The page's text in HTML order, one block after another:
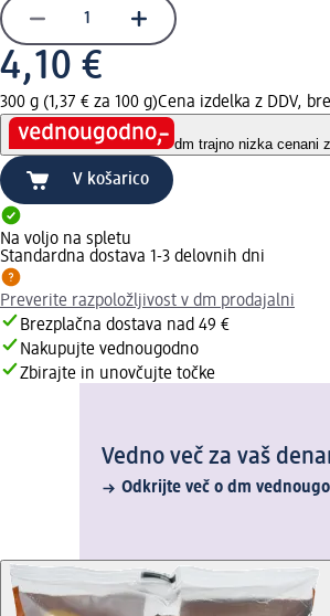
4,10 €
300 g (1,37 € za 100 g)Cena izdelka z DDV,
dm trajno nizka cenani
V košarico
Na voljo na spletu
Standardna dostava 1-3 delovnih dni
Preverite razpoložljivost v dm prodajalni
Brezplačna dostava nad 49 €
Nakupujte vednougodno
Zbirajte in unovčujte točke
Vedno več za vaš
Odkrijte več o dm